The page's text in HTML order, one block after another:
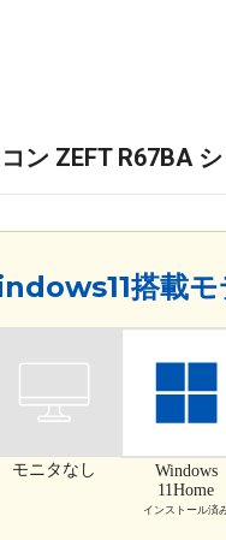
ン ZEFT R67BA
搭載モ
モニタなし
Windows
11Home
インストール済